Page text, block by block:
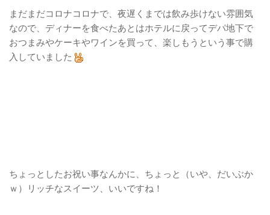
まだまだコロナコロナで、夜遅くまでは飲み歩けない雰囲気
なので、ディナーを食べたあとはホテルに戻ってデパ地下で
おつまみやケーキやワインを買って、楽しもうという事で購
入していました
ちょっとしたお祝い事なんかに、ちょっと（いや、だいぶか
ｗ）リッチなスイーツ、いいですね！